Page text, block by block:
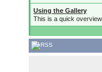
Using the Gallery
This is a quick